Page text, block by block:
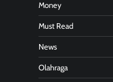
Money
Must Read
News
Olahraga